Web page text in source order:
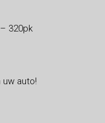
320pk
uw auto!